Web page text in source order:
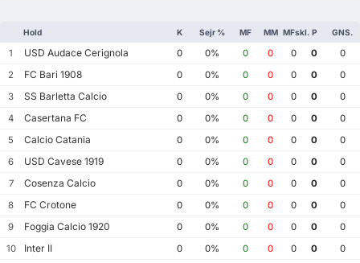
Hold K Sejr % MF MM MFskl. P GNS.
1 USD Audace Cerignola 0 0% 0 0 0 0
0
2
FC Bari 1908 0 0% 0 0 0 0
0
3
SS Barletta Calcio 0 0% 0 0 0 0
0
4
Casertana FC 0 0% 0 0 0 0
0
5
Calcio Catania 0 0% 0 0 0 0
0
6
USD Cavese 1919 0 0% 0 0 0 0
0
7
Cosenza Calcio 0 0% 0 0 0 0
0
8
FC Crotone 0 0% 0 0 0 0
0
9
Foggia Calcio 1920 0 0% 0 0 0 0
0
10
Inter II 0 0% 0 0 0 0
0